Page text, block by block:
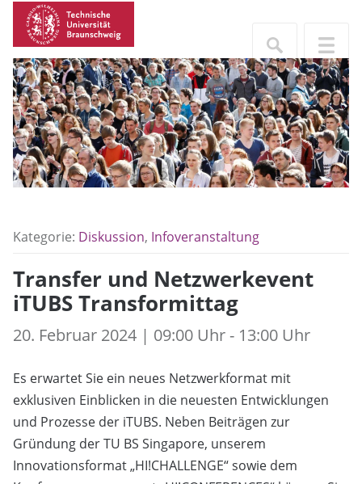
Kategorie: Diskussion, Infoveranstaltung
Transfer und Netzwerkevent
iTUBS Transformittag
20. Februar 2024 | 09:00 Uhr - 13:00 Uhr
Es erwartet Sie ein neues Netzwerkformat mit
exklusiven Einblicken in die neuesten Entwicklungen
und Prozesse der iTUBS. Neben Beiträgen zur
Gründung der TU BS Singapore, unserem
Innovationsformat „HI!CHALLENGE“ sowie dem